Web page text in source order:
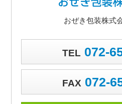
おぜき包装株式
TEL 072-
FAX 072-